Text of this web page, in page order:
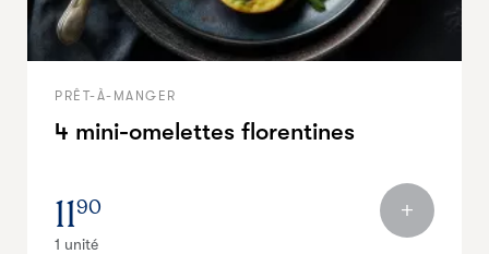
PRÊT-À-MANGER
4 mini-omelettes florentines
1190
1 unité